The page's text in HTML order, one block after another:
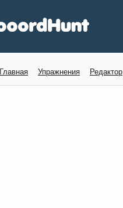
Главная Упражнения Редактор